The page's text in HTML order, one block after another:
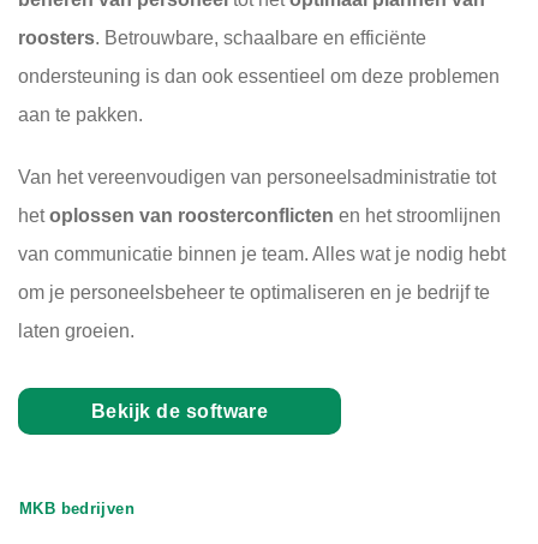
roosters. Betrouwbare, schaalbare en efficiënte
ondersteuning is dan ook essentieel om deze problemen
aan te pakken.
Van het vereenvoudigen van personeelsadministratie tot
hetoplossen van roosterconflicten en het stroomlijnen
van communicatie binnen je team. Alles wat je nodig hebt
om je personeelsbeheer te optimaliseren en je bedrijf te
laten groeien.
Bekijk de software
MKB bedrijven